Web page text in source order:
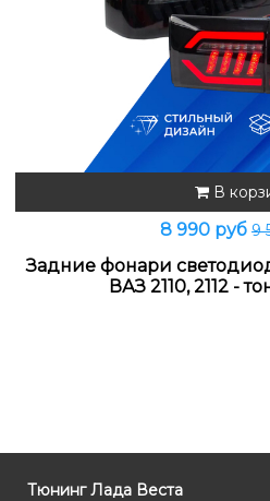
В
8 990 руб 9
Задние фонари
ВАЗ 2110, 2112 -
Тюнинг Лада Веста